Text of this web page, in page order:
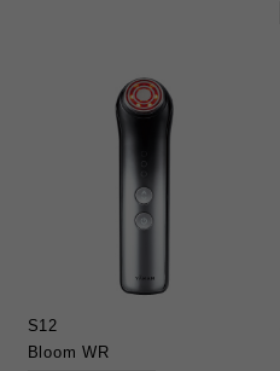
S12
Bloom WR